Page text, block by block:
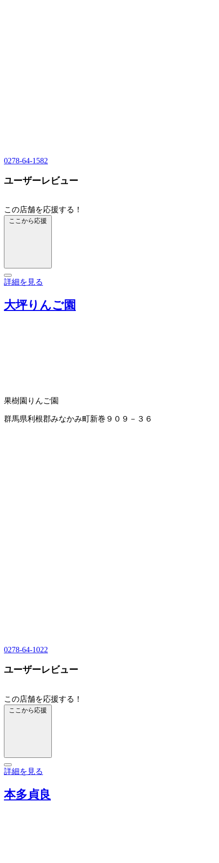
0278-64-1582
ユーザーレビュー
この店舗を応援する！
ここから応援
詳細を見る
大坪りんご園
果樹園 りんご園
群馬県利根郡みなかみ町新巻９０９－３６
0278-64-1022
ユーザーレビュー
この店舗を応援する！
ここから応援
詳細を見る
本多貞良